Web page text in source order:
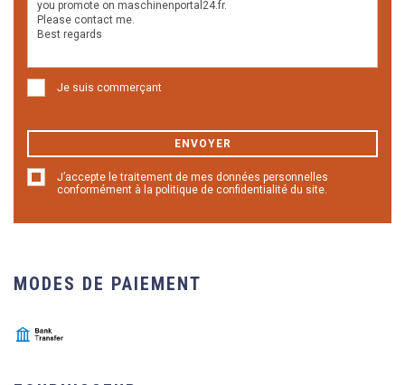
Je suis commerçant
ENVOYER
J’accepte le traitement de mes données personnelles
conformément à la politique de confidentialité du site.
MODES DE PAIEMENT